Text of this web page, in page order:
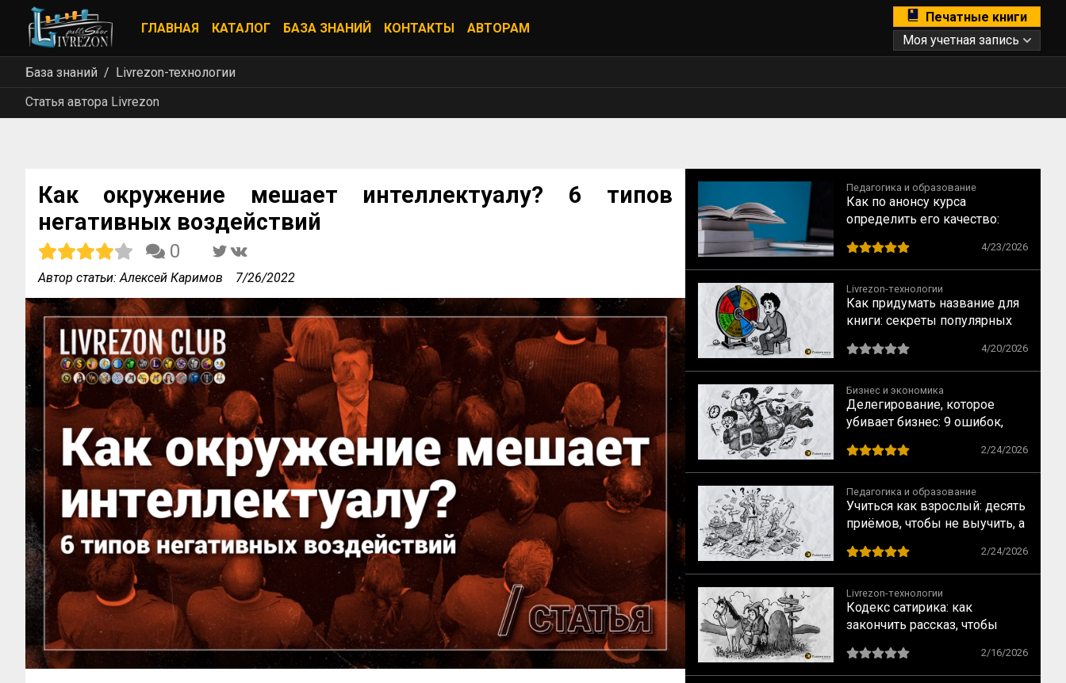
ГЛАВНАЯ КАТАЛОГ БАЗА ЗНАНИЙ КОНТАКТЫ АВТОРАМ
Печатные книги
Моя учетная запись
База знаний
Livrezon-технологии
Статья автора Livrezon
Как окружение мешает интеллектуалу? 6 типов
негативных воздействий
0
Автор статьи: Алексей Каримов 7/26/2022
Педагогика и образование
Как по анонсу курса
определить его качество:
4/23/2026
Livrezon-технологии
Как придумать название для
книги: секреты популярных
4/20/2026
Бизнес и экономика
Делегирование, которое
убивает бизнес: 9 ошибок,
сейчас
2/24/2026
Педагогика и образование
Учиться как взрослый: десять
приёмов, чтобы не выучить, а
2/24/2026
Livrezon-технологии
Кодекс сатирика: как
закончить рассказ, чтобы
2/16/2026